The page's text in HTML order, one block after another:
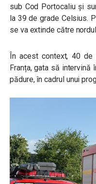
sub Cod Portocaliu și
la 39 de grade Celsius.
se va extinde către
În acest context, 40
Franța, gata să intervină
pădure, în cadrul unui